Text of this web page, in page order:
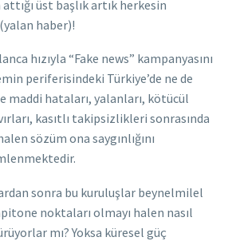
üst başlık artık herkesin
haber)!
hızıyla “Fake news” kampanyasını
periferisindeki Türkiye’de ne de
maddi hataları, yalanları, kötücül
kasıtlı takipsizlikleri sonrasında
sözüm ona saygınlığını
sonra bu kuruluşlar beynelmilel
noktaları olmayı halen nasıl
mı? Yoksa küresel güç